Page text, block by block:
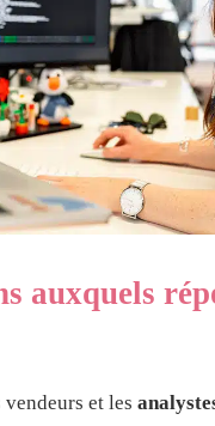
auxquels
et les